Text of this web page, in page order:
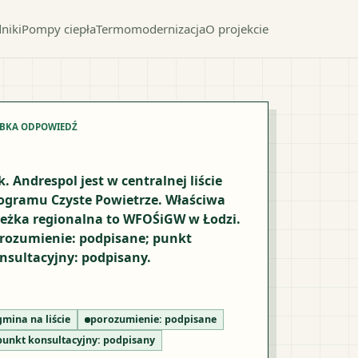
Pompy ciepłaTermomodernizacjaO projekcie
ODPOWIEDŹ
Andrespol jest w centralnej liście
Czyste Powietrze. Właściwa
regionalna to WFOŚiGW w Łodzi.
podpisane; punkt
podpisany.
na liście porozumienie: podpisane
konsultacyjny: podpisany